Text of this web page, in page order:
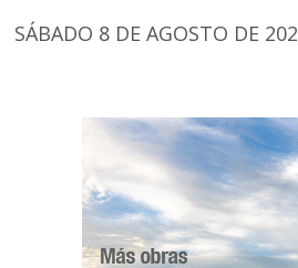
SÁBADO 8 DE AGOSTO DE